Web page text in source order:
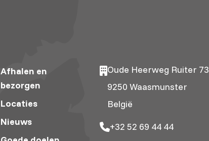
Afhalen en
bezorgen
Locaties
Nieuws
Oude Heerweg Ruiter 73
9250 Waasmunster
België
+32 52 69 44 44